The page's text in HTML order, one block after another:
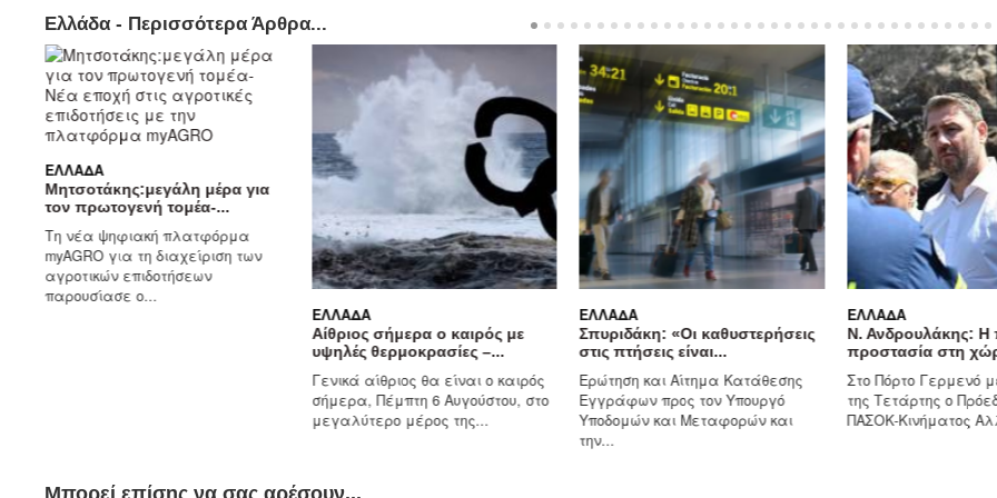
Ελλάδα - Περισσότερα Άρθρα...
ΕΛΛΆΔΑ
Μητσοτάκης:μεγάλη μέρα για
τον πρωτογενή τομέα-...
Τη νέα ψηφιακή πλατφόρμα
myAGRO για τη διαχείριση των
αγροτικών επιδοτήσεων
παρουσίασε ο...
ΕΛΛΆΔΑ
Αίθριος σήμερα ο καιρός με
υψηλές θερμοκρασίες –...
Γενικά αίθριος θα είναι ο καιρός
σήμερα, Πέμπτη 6 Αυγούστου, στο
μεγαλύτερο μέρος της...
ΕΛΛΆΔΑ
Σπυριδάκη: «Οι καθυστερήσεις
στις πτήσεις είναι...
Ερώτηση και Αίτημα Κατάθεσης
Εγγράφων προς τον Υπουργό
Υποδομών και Μεταφορών και
την...
ΕΛΛΆΔΑ
Ν. Ανδρουλάκης: Η
προστασία στη
Στο Πόρτο Γερμενό
της Τετάρτης ο
ΠΑΣΟΚ-Κινήματος
Μπορεί επίσης να σας αρέσουν...